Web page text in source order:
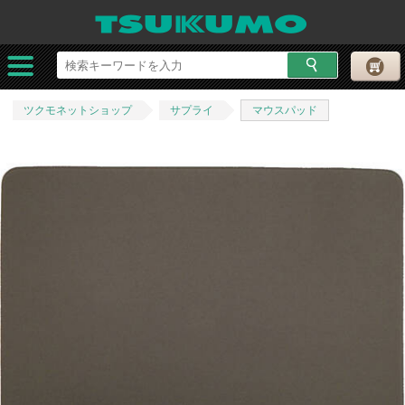
ツクモネットショップ サプライ マウスパッド